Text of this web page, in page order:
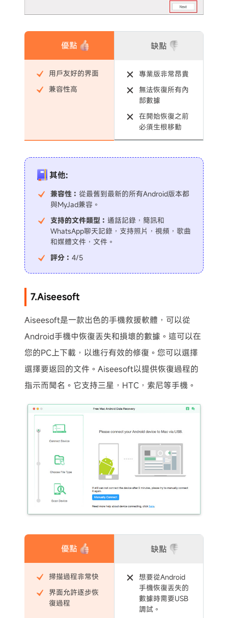
優點
用戶友好的界面
兼容性高
缺點
專業版非常昂貴
無法恢復所有內
部數據
在開始恢復之前
必須生根移動
其他:
兼容性： 從最舊到最新的所有Android版本都
與MyJad兼容。
支持的文件類型： 通話記錄，簡訊和
WhatsApp聊天記錄，支持照片，視頻，歌曲
和媒體文件，文件。
評分： 4/5
7.Aiseesoft
Aiseesoft是一款出色的手機救援軟體，可以從
Android手機中恢復丟失和損壞的數據。這可以在
您的PC上下載，以進行有效的修復。您可以選擇
選擇要返回的文件。Aiseesoft以提供恢復過程的
指示而聞名。它支持三星，HTC，索尼等手機。
優點
掃描過程非常快
界面允許逐步恢
復過程
缺點
想要從Android
手機恢復丟失的
數據時需要USB
調試。